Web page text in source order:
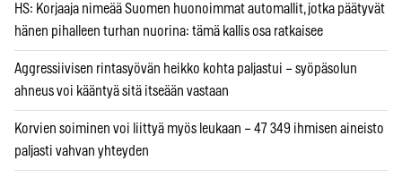
HS: Korjaaja nimeää Suomen huonoimmat automallit, jotka päätyvät
hänen pihalleen turhan nuorina: tämä kallis osa ratkaisee
Aggressiivisen rintasyövän heikko kohta paljastui – syöpäsolun
ahneus voi kääntyä sitä itseään vastaan
Korvien soiminen voi liittyä myös leukaan – 47 349 ihmisen aineisto
paljasti vahvan yhteyden